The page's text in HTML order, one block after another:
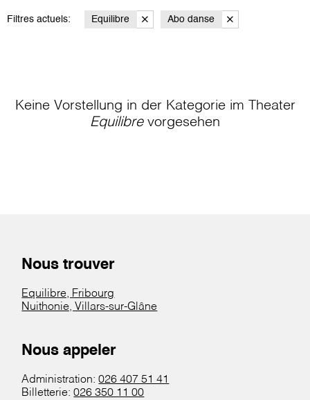
Filtres actuels: Equilibre Abo danse
Keine Vorstellung in der Kategorie im Theater
Equilibrevorgesehen
Nous trouver
Equilibre, Fribourg
Nuithonie, Villars-sur-Glâne
Nous appeler
Administration:026 407 51 41
Billetterie:026 350 11 00